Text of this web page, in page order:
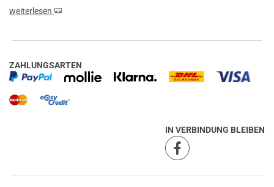
weiterlesen
ZAHLUNGSARTEN
IN VERBINDUNG BLEIBEN